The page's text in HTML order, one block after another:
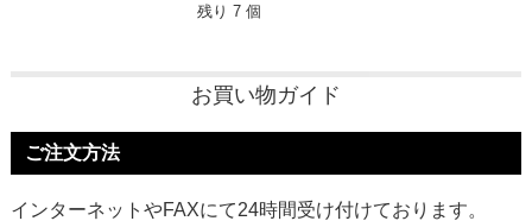
残り 7 個
お買い物ガイド
ご注文方法
インターネットやFAXにて24時間受け付けております。